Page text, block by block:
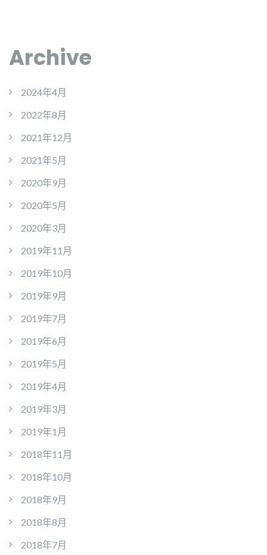
Archive
2024年4月
2022年8月
2021年12月
2021年5月
2020年9月
2020年5月
2020年3月
2019年11月
2019年10月
2019年9月
2019年7月
2019年6月
2019年5月
2019年4月
2019年3月
2019年1月
2018年11月
2018年10月
2018年9月
2018年8月
2018年7月